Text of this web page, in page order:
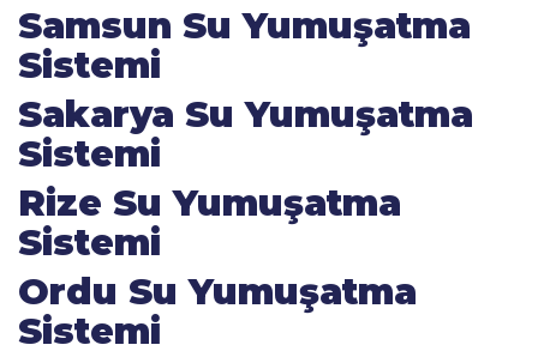
Samsun Su Yumuşatma
Sistemi
Sakarya Su Yumuşatma
Sistemi
Rize Su Yumuşatma
Sistemi
Ordu Su Yumuşatma
Sistemi